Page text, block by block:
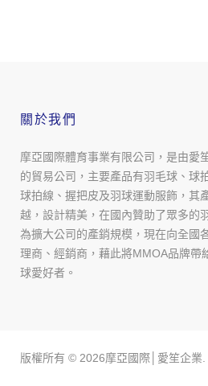
關於我們
摩亞國際體育事業有限公司，是由愛
的貿易公司，主要產品有羽毛球、球
球拍線、握把皮及羽球運動服飾，其
越，設計精美，在國內贊助了眾多的
為擴大公司的產銷規模，現在向全國
理商、經銷商，藉此將MMOA品牌帶
球愛好者。
版權所有 © 2026摩亞國際│愛笙企